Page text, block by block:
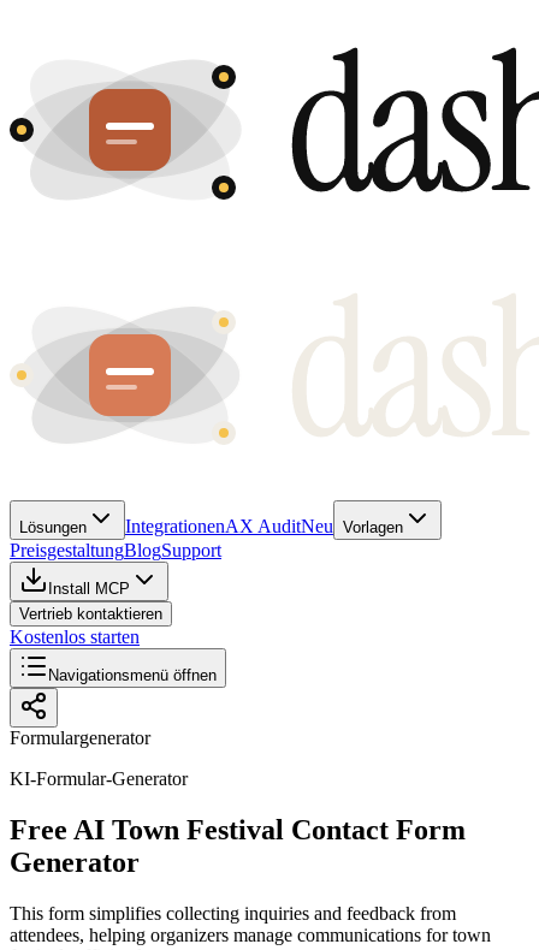
Lösungen IntegrationenAX AuditNeu Vorlagen
PreisgestaltungBlogSupport
Install MCP
Vertrieb kontaktieren
Kostenlos starten
Navigationsmenü öffnen
Formulargenerator
KI-Formular-Generator
Free AI Town Festival Contact Form
Generator
This form simplifies collecting inquiries and feedback from
attendees, helping organizers manage communications for town